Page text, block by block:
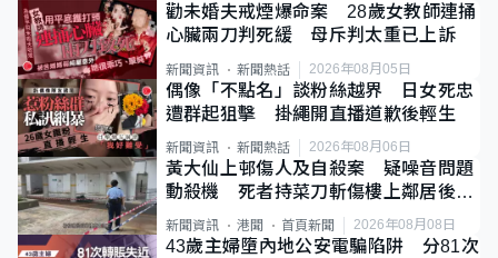
勸未婚夫戒煙爆命案 28歲女教師連捅
心臟兩刀判死緩 母斥判太重已上訴
新聞資訊 新聞熱話 2026年08月05日
偶像「不點名」談粉絲越界 日女死忠
遭群起狙擊 掛繩開直播道歉後輕生
新聞資訊 新聞熱話 2026年08月06日
黃大仙上邨傷人及自殺案 疑噪音問題
動殺機 死者持菜刀斬傷樓上鄰居後墮
斃
新聞資訊 港聞 首頁新聞 2026年08月08日
43歲主婦墮內地公安電騙陷阱 分81次